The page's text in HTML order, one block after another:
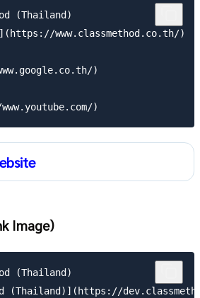
(Thailand)
www.classmethod.co.th/)
)
Image)
(Thailand)
(Thailand)](https://